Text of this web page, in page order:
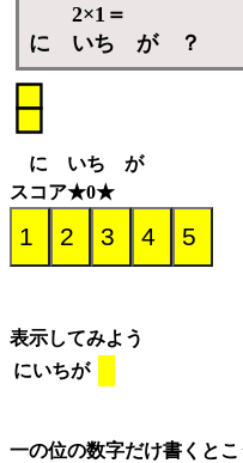
2×1＝
に いち が ？
に いち が
スコア★0★
表示してみよう
にいちが
一の位の数字だけ書くとこ